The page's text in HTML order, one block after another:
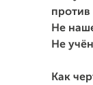
против
Не
Не
Как